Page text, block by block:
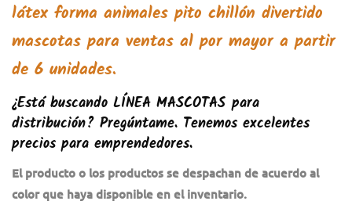
látex forma animales pito chillón divertido
mascotas para ventas al por mayor a partir
de 6 unidades.
¿Está buscando LÍNEA MASCOTAS para
distribución? Pregúntame. Tenemos excelentes
precios para emprendedores.
El producto o los productos se despachan de acuerdo al
color que haya disponible en el inventario.